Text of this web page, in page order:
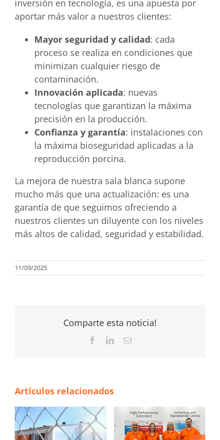
inversión en tecnología, es una apuesta por
aportar más valor a nuestros clientes:
Mayor seguridad y calidad: cada
proceso se realiza en condiciones que
minimizan cualquier riesgo de
contaminación.
Innovación aplicada: nuevas
tecnologías que garantizan la máxima
precisión en la producción.
Confianza y garantía: instalaciones con
la máxima bioseguridad aplicadas a la
reproducción porcina.
La mejora de nuestra sala blanca supone
mucho más que una actualización: es una
garantía de que seguimos ofreciendo a
nuestros clientes un diluyente con los niveles
más altos de calidad, seguridad y estabilidad.
11/09/2025
Comparte esta noticia!
FacebookLinkedInCorreo
Artículos relacionados